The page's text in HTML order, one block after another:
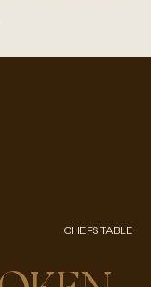
CHEFS TABLE